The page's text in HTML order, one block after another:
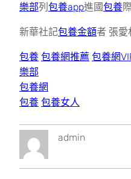
樂部列 包養app進國包養
新華社記包養金額者 張愛
包養 包養網推薦 包養網
樂部
包養網
包養 包養女人
admin